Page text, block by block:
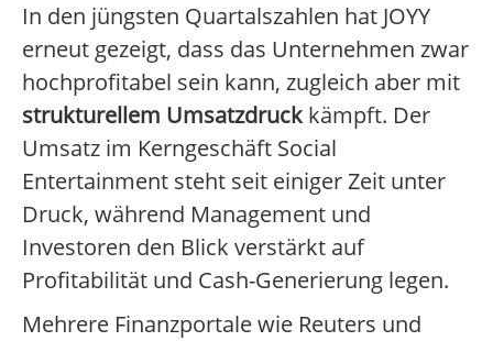
In den jüngsten Quartalszahlen hat JOYY
erneut gezeigt, dass das Unternehmen zwar
hochprofitabel sein kann, zugleich aber mit
strukturellem Umsatzdruckkämpft. Der
Umsatz im Kerngeschäft Social
Entertainment steht seit einiger Zeit unter
Druck, während Management und
Investoren den Blick verstärkt auf
Profitabilität und Cash-Generierung legen.
Mehrere Finanzportale wie Reuters und